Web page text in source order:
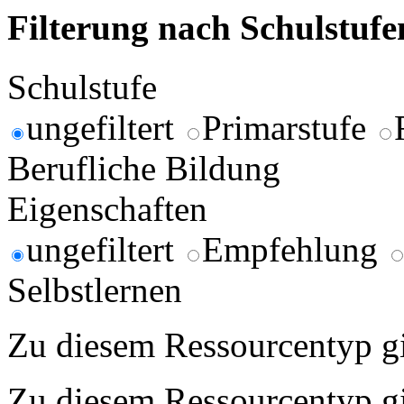
Filterung nach
Schulstufe
ungefiltert
Primarstufe
Berufliche Bildung
Eigenschaften
ungefiltert
Empfehlung
Selbstlernen
Zu diesem Ressourcentyp